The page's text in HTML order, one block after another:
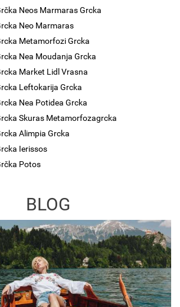
Neos Marmaras Grcka
Neo Marmaras
Metamorfozi Grcka
Nea Moudanja Grcka
Market Lidl Vrasna
Leftokarija Grcka
Nea Potidea Grcka
Skuras Metamorfozagrcka
Alimpia Grcka
Ierissos
Potos
BLOG